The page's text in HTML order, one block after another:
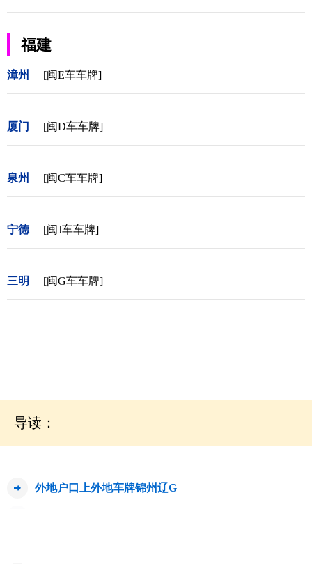
福建
漳州 [闽E车车牌]
厦门 [闽D车车牌]
泉州 [闽C车车牌]
宁德 [闽J车车牌]
三明 [闽G车车牌]
导读：
外地户口上外地车牌锦州辽G